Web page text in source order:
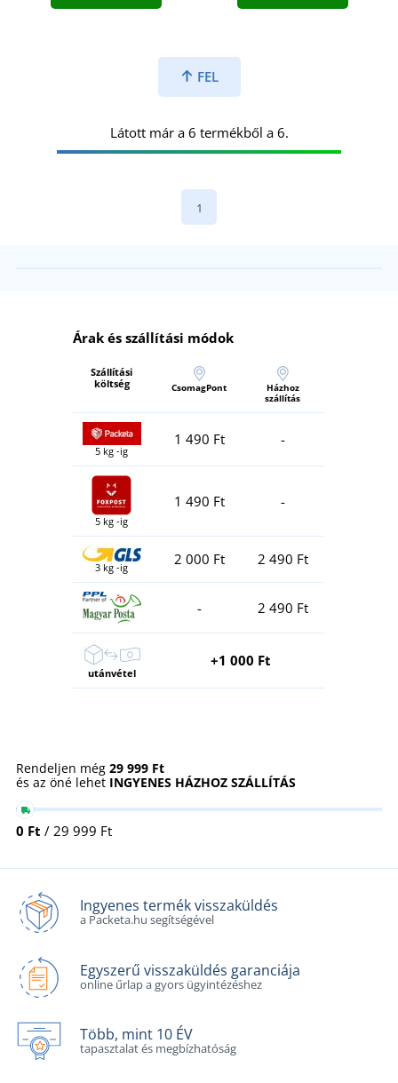
FEL
Látott már a 6 termékből a 6.
1
Árak és szállítási módok
Szállítási
költség
CsomagPont
Házhoz
szállítás
5 kg -ig
1 490 Ft -
5 kg -ig
1 490 Ft -
3 kg -ig 2 000 Ft 2 490 Ft
- 2 490 Ft
utánvétel
+1 000 Ft
Rendeljen még 29 999 Ft
és az öné lehet INGYENES HÁZHOZ SZÁLLÍTÁS
0 Ft / 29 999 Ft
Ingyenes termék visszaküldés
a Packeta.hu segítségével
Egyszerű visszaküldés garanciája
online űrlap a gyors ügyintézéshez
Több, mint 10 ÉV
tapasztalat és megbízhatóság